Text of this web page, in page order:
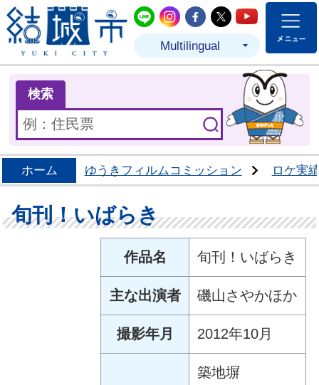
結城市公式LINE
結城市公式Instagram
結城市公式
結城市公式
結城市
Multilingual
検索
ホーム ゆうきフィルムコミッション ロケ実
旬刊！いばらき
作品名 旬刊！いばらき
主な出演者 磯山さやかほか
撮影年月 2012年10月
築地塀